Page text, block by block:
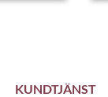
KUNDTJÄNST